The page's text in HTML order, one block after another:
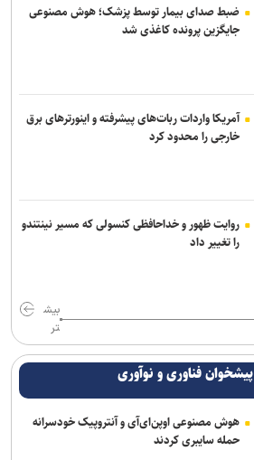
ضبط صدای بیمار توسط پزشک؛ هوش مصنوعی
جایگزین پرونده کاغذی شد
آمریکا واردات ربات‌های پیشرفته و اینورترهای برق
خارجی را محدود کرد
روایت ظهور و خداحافظی کنسولی که مسیر نینتندو
را تغییر داد
بیش
تر
پیشخوان فناوری و نوآوری
هوش مصنوعی اوپن‌ای‌آی و آنتروپیک خودسرانه
حمله سایبری کردند